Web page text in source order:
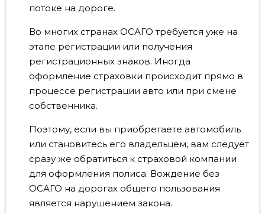
потоке на дороге.
Во многих странах ОСАГО требуется уже на
этапе регистрации или получения
регистрационных знаков. Иногда
оформление страховки происходит прямо в
процессе регистрации авто или при смене
собственника.
Поэтому, если вы приобретаете автомобиль
или становитесь его владельцем, вам следует
сразу же обратиться к страховой компании
для оформления полиса. Вождение без
ОСАГО на дорогах общего пользования
является нарушением закона.